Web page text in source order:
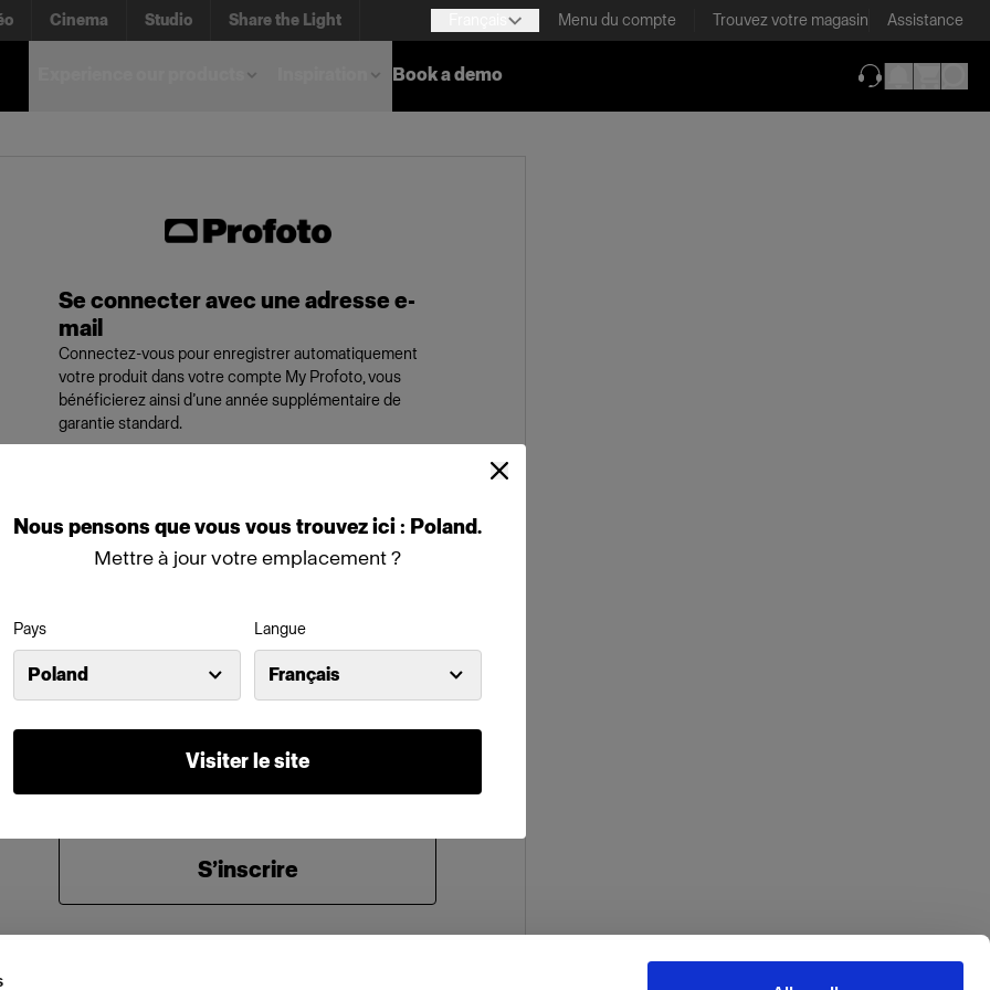
Nous pensons quevous vous trouvezici : Poland.
Mettre à jour votre emplacement ?
Pays
Poland
Langue
Français
Visiter le site
Cinema Studio Share the Light Menu du compte Trouvez votre magasin Assistance
Book a demo
Se connecter avec une adresse e-
mail
Connectez-vous pour enregistrer automatiquement
votre produit dans votre compte My Profoto, vous
bénéficierez ainsi d’une année supplémentaire de
garantie standard.
Mot de passe
Se souvenir de moi Mot de passe oublié ?
Se connecter
S’inscrire